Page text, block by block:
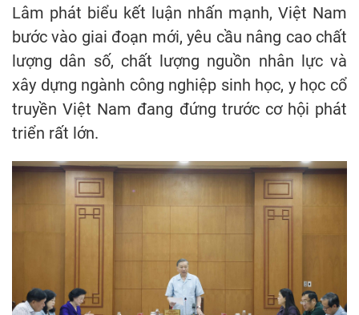
Lâm phát biểu kết luận nhấn mạnh, Việt Nam
bước vào giai đoạn mới, yêu cầu nâng cao chất
lượng dân số, chất lượng nguồn nhân lực và
xây dựng ngành công nghiệp sinh học, y học cổ
truyền Việt Nam đang đứng trước cơ hội phát
triển rất lớn.